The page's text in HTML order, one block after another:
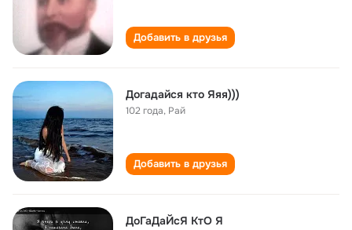
Добавить в друзья
Догадайся кто Яяя)))
102 года, Рай
Добавить в друзья
ДоГаДаЙсЯ КтО Я